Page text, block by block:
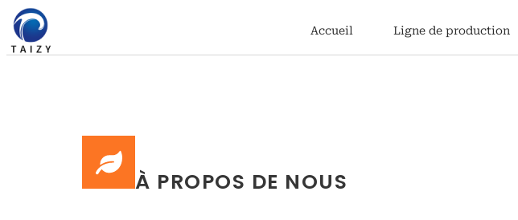
Accueil Ligne de production
À PROPOS DE NOUS